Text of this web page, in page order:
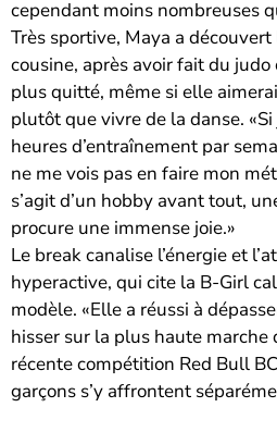
cependant moins nombreuses
Très sportive, Maya a
cousine, après avoir fait du judo
plus quitté, même si elle
plutôt que vivre de la danse.
heures d’entraînement par
ne me vois pas en faire mon
s’agit d’un hobby avant tout,
procure une immense joie.»
Le break canalise l’énergie et
hyperactive, qui cite la B-Girl
modèle. «Elle a réussi à
hisser sur la plus haute marche
récente compétition Red Bull
garçons s’y affrontent